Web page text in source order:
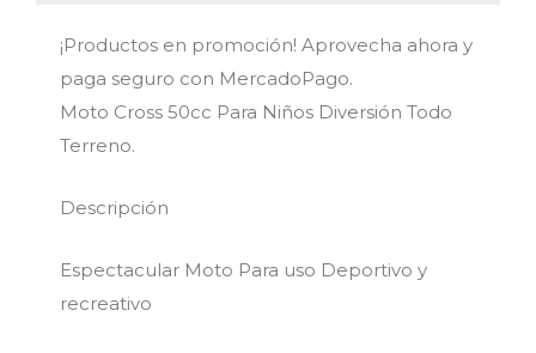
¡Productos en promoción! Aprovecha ahora y
paga seguro con MercadoPago.
Moto Cross 50cc Para Niños Diversión Todo
Terreno.
Descripción
Espectacular Moto Para uso Deportivo y
recreativo